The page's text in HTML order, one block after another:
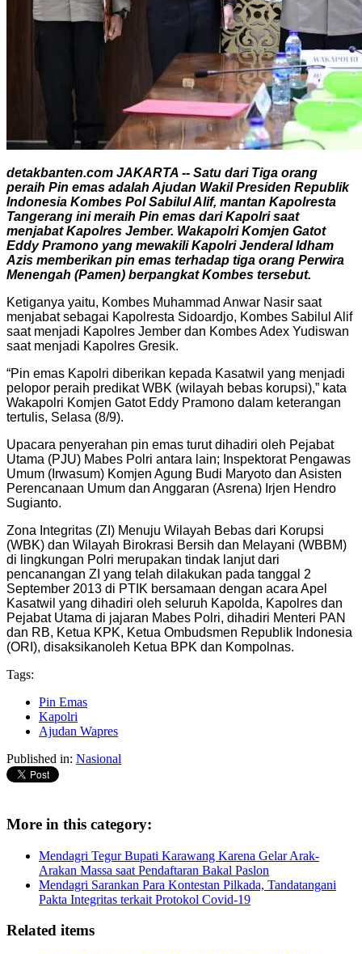
detakbanten.com JAKARTA -- Satu dari Tiga orang
peraih Pin emas adalah Ajudan Wakil Presiden Republik
Indonesia Kombes Pol Sabilul Alif, mantan Kapolresta
Tangerang ini meraih Pin emas dari Kapolri saat
menjabat Kapolres Jember. Wakapolri Komjen Gatot
Eddy Pramono yang mewakili Kapolri Jenderal Idham
Azis memberikan pin emas terhadap tiga orang Perwira
Menengah (Pamen) berpangkat Kombes tersebut.
Ketiganya yaitu, Kombes Muhammad Anwar Nasir saat
menjabat sebagai Kapolresta Sidoardjo, Kombes Sabilul Alif
saat menjadi Kapolres Jember dan Kombes Adex Yudiswan
saat menjadi Kapolres Gresik.
“Pin emas Kapolri diberikan kepada Kasatwil yang menjadi
pelopor peraih predikat WBK (wilayah bebas korupsi),” kata
Wakapolri Komjen Gatot Eddy Pramono dalam keterangan
tertulis, Selasa (8/9).
Upacara penyerahan pin emas turut dihadiri oleh Pejabat
Utama (PJU) Mabes Polri antara lain; Inspektorat Pengawas
Umum (Irwasum) Komjen Agung Budi Maryoto dan Asisten
Perencanaan Umum dan Anggaran (Asrena) Irjen Hendro
Sugianto.
Zona Integritas (ZI) Menuju Wilayah Bebas dari Korupsi
(WBK) dan Wilayah Birokrasi Bersih dan Melayani (WBBM)
di lingkungan Polri merupakan tindak lanjut dari
pencanangan ZI yang telah dilakukan pada tanggal 2
September 2013 di PTIK bersamaan dengan acara Apel
Kasatwil yang dihadiri oleh seluruh Kapolda, Kapolres dan
Pejabat Utama di jajaran Mabes Polri, dihadiri Menteri PAN
dan RB, Ketua KPK, Ketua Ombudsmen Republik Indonesia
(ORI), disaksikanoleh Ketua BPK dan Kompolnas.
Tags:
Pin Emas
Kapolri
Ajudan Wapres
Published in: Nasional
More in this category:
Mendagri Tegur Bupati Karawang Karena Gelar Arak-
Arakan Massa saat Pendaftaran Bakal Paslon
Mendagri Sarankan Para Kontestan Pilkada, Tandatangani
Pakta Integritas terkait Protokol Covid-19
Related items